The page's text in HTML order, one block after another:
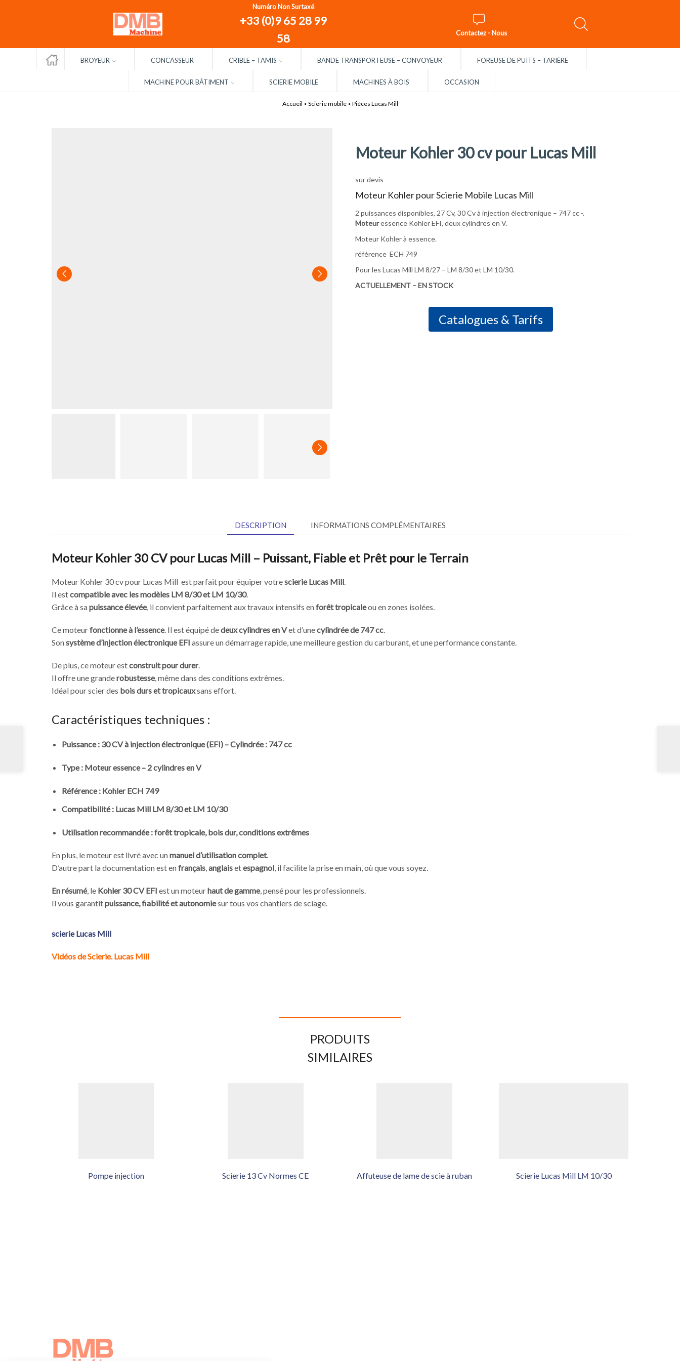
Numéro Non Surtaxé
+33 (0)9 65 28 99
58
Contactez - Nous
BROYEUR CONCASSEUR CRIBLE – TAMIS BANDE TRANSPORTEUSE – CONVOYEUR FOREUSE DE PUITS – TARIÈRE
MACHINE POUR BÂTIMENT SCIERIE MOBILE MACHINES À BOIS OCCASION
Accueil • Scierie mobile • Pièces Lucas Mill
Moteur Kohler 30 cv pour Lucas Mill
sur devis
Moteur Kohler pour Scierie Mobile Lucas Mill
2 puissances disponibles, 27 Cv, 30 Cv à injection électronique – 747 cc -.
Moteuressence Kohler EFI, deux cylindres en V.
Moteur Kohler à essence.
référence ECH 749
Pour les Lucas Mill LM 8/27 – LM 8/30 et LM 10/30.
ACTUELLEMENT – EN STOCK
Catalogues & Tarifs
DESCRIPTION INFORMATIONS COMPLÉMENTAIRES
Moteur Kohler 30 CV pour Lucas Mill – Puissant, Fiable et Prêt pour le Terrain
Moteur Kohler 30 cv pour Lucas Mill est parfait pour équiper votrescierie Lucas Mill.
Il estcompatible avec les modèles LM 8/30 et LM 10/30.
Grâce à sapuissance élevée, il convient parfaitement aux travaux intensifs enforêt tropicaleou en zones isolées.
Ce moteurfonctionne à l’essence. Il est équipé dedeux cylindres en Vet d’unecylindrée de 747 cc.
Sonsystème d’injection électronique EFI assure un démarrage rapide, une meilleure gestion du carburant, et une performance constante.
De plus, ce moteur estconstruit pour durer.
Il offre une granderobustesse, même dans des conditions extrêmes.
Idéal pour scier des bois durs et tropicauxsans effort.
Caractéristiques techniques :
Puissance : 30 CV à injection électronique (EFI) –Cylindrée : 747 cc
Type : Moteur essence – 2 cylindres en V
Référence : Kohler ECH 749
Compatibilité : Lucas Mill LM 8/30 et LM 10/30
Utilisation recommandée : forêt tropicale, bois dur, conditions extrêmes
En plus, le moteur est livré avec unmanuel d’utilisation complet.
D’autre part la documentation est enfrançais,anglaisetespagnol, il facilite la prise en main, où que vous soyez.
En résumé, le Kohler 30 CV EFI est un moteurhaut de gamme, pensé pour les professionnels.
Il vous garantitpuissance, fiabilité et autonomiesur tous vos chantiers de sciage.
scierie Lucas Mill
Vidéos de Scierie. Lucas Mill
PRODUITS
SIMILAIRES
Pompe injection Scierie 13 Cv Normes CE Affuteuse de lame de scie à ruban Scierie Lucas Mill LM 10/30